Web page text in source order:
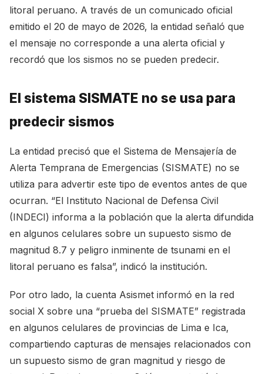
litoral peruano. A través de un comunicado oficial
emitido el 20 de mayo de 2026, la entidad señaló que
el mensaje no corresponde a una alerta oficial y
recordó que los sismos no se pueden predecir.
El sistema SISMATE no se usa para
predecir sismos
La entidad precisó que el Sistema de Mensajería de
Alerta Temprana de Emergencias (SISMATE) no se
utiliza para advertir este tipo de eventos antes de que
ocurran. “El Instituto Nacional de Defensa Civil
(INDECI) informa a la población que la alerta difundida
en algunos celulares sobre un supuesto sismo de
magnitud 8.7 y peligro inminente de tsunami en el
litoral peruano es falsa”, indicó la institución.
Por otro lado, la cuenta Asismet informó en la red
social X sobre una “prueba del SISMATE” registrada
en algunos celulares de provincias de Lima e Ica,
compartiendo capturas de mensajes relacionados con
un supuesto sismo de gran magnitud y riesgo de